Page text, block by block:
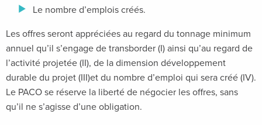
Le nombre d’emplois créés.
Les offres seront appréciées au regard du tonnage minimum
annuel qu’il s’engage de transborder (I) ainsi qu’au regard de
l’activité projetée (II), de la dimension développement
durable du projet (III)et du nombre d’emploi qui sera créé (IV).
Le PACO se réserve la liberté de négocier les offres, sans
qu’il ne s’agisse d’une obligation.